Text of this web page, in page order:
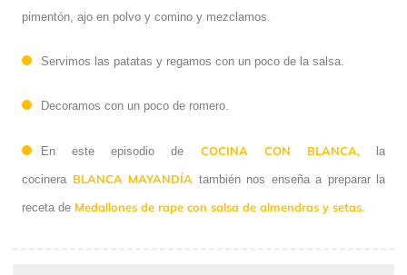
pimentón, ajo en polvo y comino y mezclamos.
Servimos las patatas y regamos con un poco de la salsa.
Decoramos con un poco de romero.
En este episodio de COCINA CON BLANCA,la
cocinera BLANCA MAYANDÍA también nos enseña a preparar la
receta de Medallones de rape con salsa de almendras y setas.